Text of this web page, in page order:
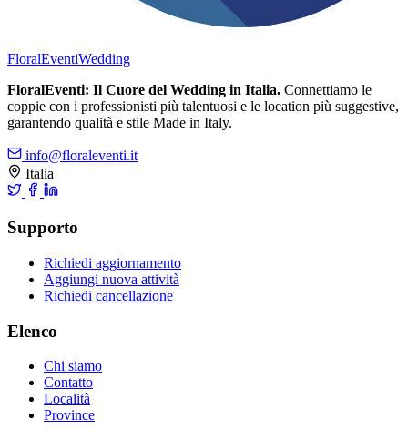
FloralEventiWedding
FloralEventi: Il Cuore del Wedding in Italia. Connettiamo le
coppie con i professionisti più talentuosi e le location più suggestive,
garantendo qualità e stile Made in Italy.
info@floraleventi.it
Italia
Supporto
Richiedi aggiornamento
Aggiungi nuova attività
Richiedi cancellazione
Elenco
Chi siamo
Contatto
Località
Province